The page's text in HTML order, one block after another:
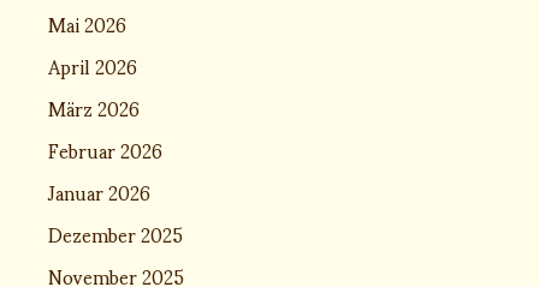
Mai 2026
April 2026
März 2026
Februar 2026
Januar 2026
Dezember 2025
November 2025